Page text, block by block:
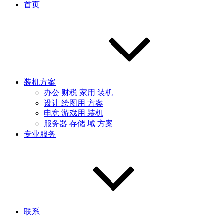
首页
装机方案
办公 财税 家用 装机
设计 绘图用 方案
电竞 游戏用 装机
服务器 存储 域 方案
专业服务
联系